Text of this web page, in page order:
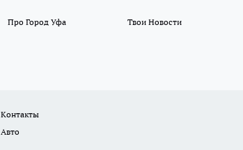
Про Город Уфа Твои Новости
Контакты
Авто